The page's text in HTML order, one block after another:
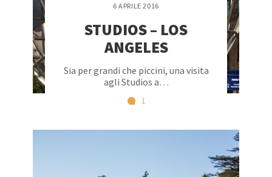
6 APRILE 2016
STUDIOS – LOS
ANGELES
Sia per grandi che piccini, una visita
agli Studios a…
1